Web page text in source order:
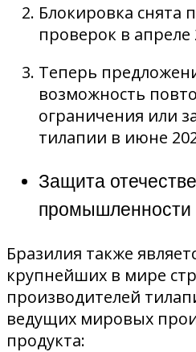
Блокировка снята
проверок в апреле
Теперь
возможность
ограничения или
тилапии в июне
Защита
промышленности
Бразилия также
крупнейших в мире
производителей
ведущих мировых
продукта: